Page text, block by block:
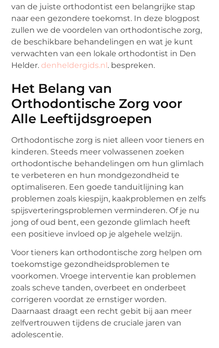
van de juiste orthodontist een belangrijke stap
naar een gezondere toekomst. In deze blogpost
zullen we de voordelen van orthodontische zorg,
de beschikbare behandelingen en wat je kunt
verwachten van een lokale orthodontist in Den
Helder. denheldergids.nl. bespreken.
Het Belang van
Orthodontische Zorg voor
Alle Leeftijdsgroepen
Orthodontische zorg is niet alleen voor tieners en
kinderen. Steeds meer volwassenen zoeken
orthodontische behandelingen om hun glimlach
te verbeteren en hun mondgezondheid te
optimaliseren. Een goede tanduitlijning kan
problemen zoals kiespijn, kaakproblemen en zelfs
spijsverteringsproblemen verminderen. Of je nu
jong of oud bent, een gezonde glimlach heeft
een positieve invloed op je algehele welzijn.
Voor tieners kan orthodontische zorg helpen om
toekomstige gezondheidsproblemen te
voorkomen. Vroege interventie kan problemen
zoals scheve tanden, overbeet en onderbeet
corrigeren voordat ze ernstiger worden.
Daarnaast draagt een recht gebit bij aan meer
zelfvertrouwen tijdens de cruciale jaren van
adolescentie.